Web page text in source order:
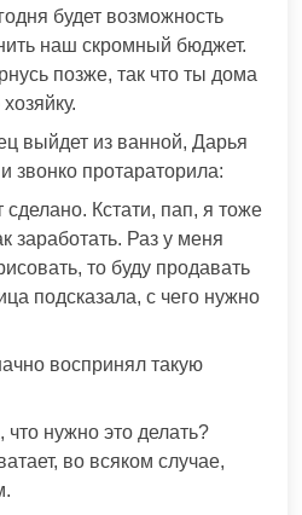
будет возможность
наш скромный бюджет.
позже, так что ты дома
выйдет из ванной, Дарья
звонко протараторила:
Кстати, пап, я тоже
заработать. Раз у меня
то буду продавать
подсказала, с чего нужно
воспринял такую
нужно это делать?
во всяком случае,